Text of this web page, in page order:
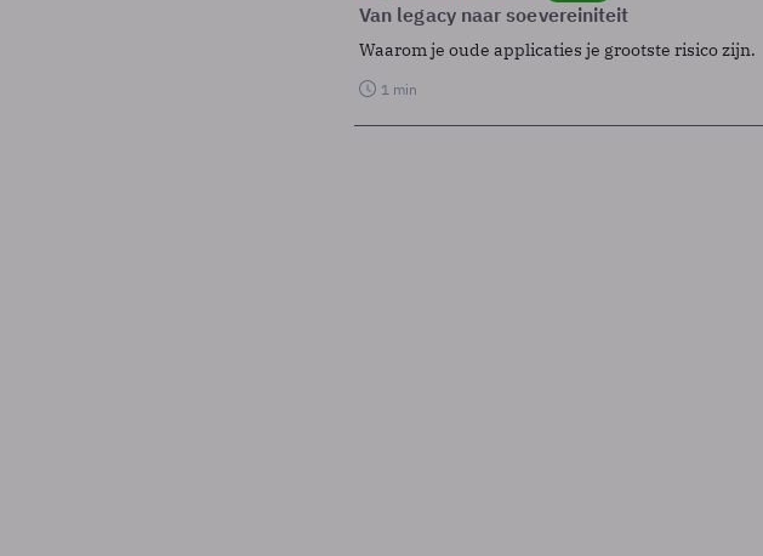
Van legacy naar soevereiniteit
Waarom je oude applicaties je grootste risico zijn.
1 min